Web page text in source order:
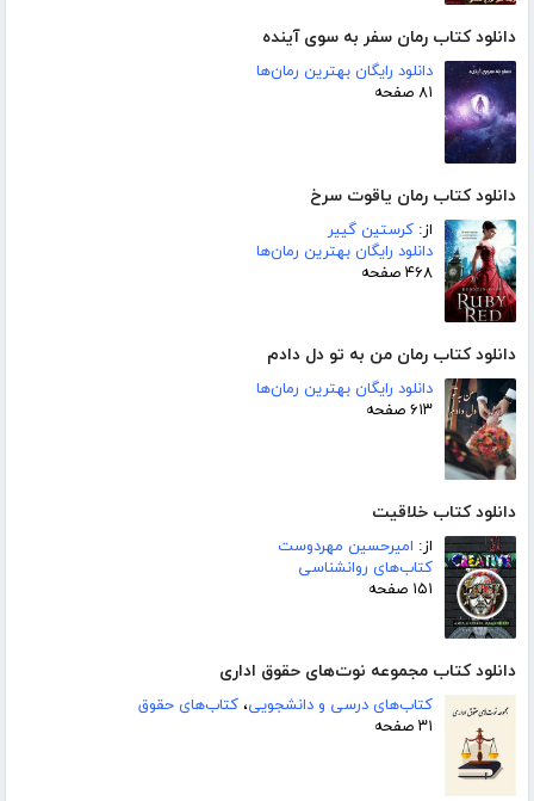
دانلود کتاب رمان سفر به سوی آینده
دانلود رایگان بهترین رمان‌ها
۸۱ صفحه
دانلود کتاب رمان یاقوت سرخ
از: کرستین گییر
دانلود رایگان بهترین رمان‌ها
۴۶۸ صفحه
دانلود کتاب رمان من به تو دل دادم
دانلود رایگان بهترین رمان‌ها
۶۱۳ صفحه
دانلود کتاب خلاقیت
از: امیرحسین مهردوست
کتاب‌های روانشناسی
۱۵۱ صفحه
دانلود کتاب مجموعه نوت‌های حقوق اداری
کتاب‌های درسی و دانشجویی، کتاب‌های حقوق
۳۱ صفحه